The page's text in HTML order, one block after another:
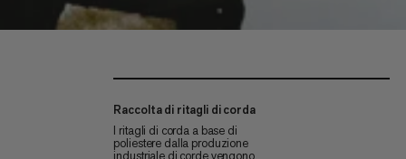
Raccolta di ritagli di corda
I ritagli di corda a base di
poliestere dalla produzione